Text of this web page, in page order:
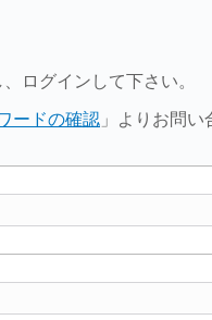
ログインして下さい。
ードの確認 」よりお問い